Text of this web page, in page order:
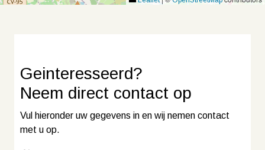
Geinteresseerd?
Neem direct contact op
Vul hieronder uw gegevens in en wij nemen contact
met u op.